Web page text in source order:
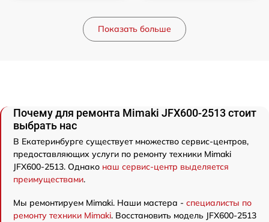
Показать больше
Почему для ремонта Mimaki JFX600-2513 стоит
выбрать нас
В Екатеринбурге существует множество сервис-центров,
предоставляющих услуги по ремонту техники Mimaki
JFX600-2513. Однако наш сервис-центр выделяется
преимуществами.
Мы ремонтируем Mimaki. Наши мастера - специалисты по
ремонту техники Mimaki. Восстановить модель JFX600-2513